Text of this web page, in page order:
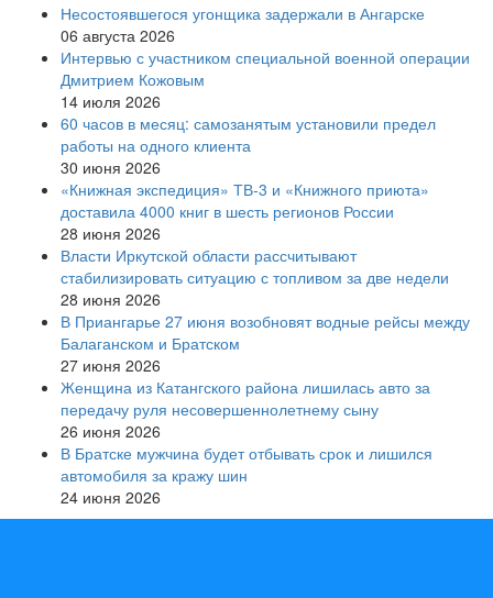
Несостоявшегося угонщика задержали в Ангарске
06 августа 2026
Интервью с участником специальной военной операции
Дмитрием Кожовым
14 июля 2026
60 часов в месяц: самозанятым установили предел
работы на одного клиента
30 июня 2026
«Книжная экспедиция» ТВ-3 и «Книжного приюта»
доставила 4000 книг в шесть регионов России
28 июня 2026
Власти Иркутской области рассчитывают
стабилизировать ситуацию с топливом за две недели
28 июня 2026
В Приангарье 27 июня возобновят водные рейсы между
Балаганском и Братском
27 июня 2026
Женщина из Катангского района лишилась авто за
передачу руля несовершеннолетнему сыну
26 июня 2026
В Братске мужчина будет отбывать срок и лишился
автомобиля за кражу шин
24 июня 2026